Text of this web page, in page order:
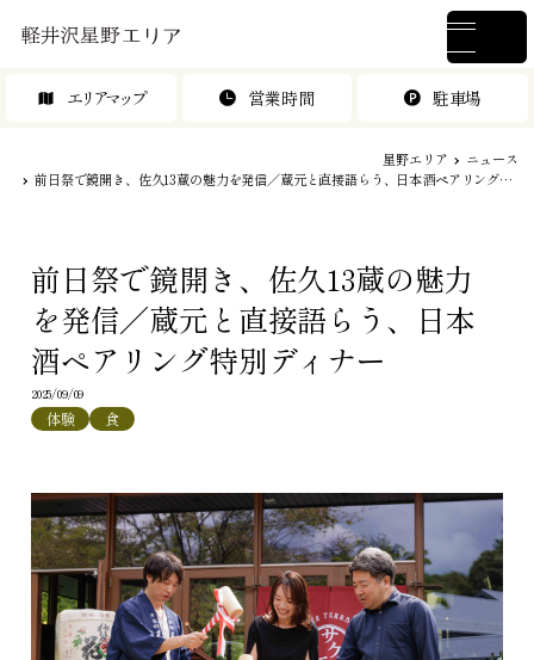
エリアマップ 営業時間 駐車場
星野エリア
ニュース
前日祭で鏡開き、佐久13蔵の魅力を発信／蔵元と直接語らう、日本酒ペアリング特別ディナー
前日祭で鏡開き、佐久13蔵の魅力
を発信／蔵元と直接語らう、日本
酒ペアリング特別ディナー
2025/09/09
体験 食